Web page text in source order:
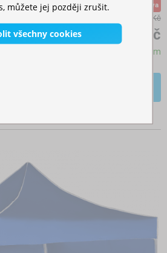
Akční sleva
9 800,00 Kč
8 189,00 Kč
Skladem
můžete jej později zrušit.
všechny cookies